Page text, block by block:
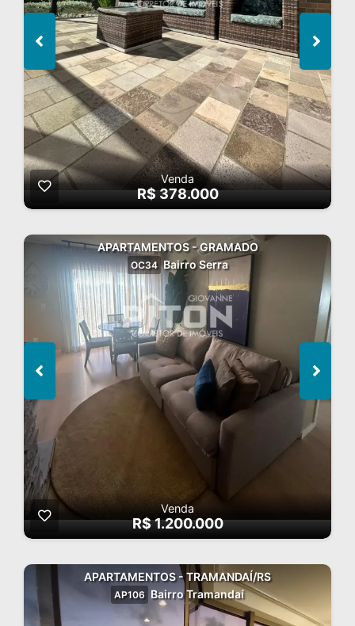
Venda
R$ 378.000
APARTAMENTOS - GRAMADO
OC34 Bairro Serra
Venda
R$ 1.200.000
APARTAMENTOS - TRAMANDAÍ/RS
AP106 Bairro Tramandaí